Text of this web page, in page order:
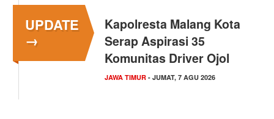
UPDATE
→
Kapolresta Malang Kota
Serap Aspirasi 35
Komunitas Driver Ojol
JAWA TIMUR - JUMAT, 7 AGU 2026